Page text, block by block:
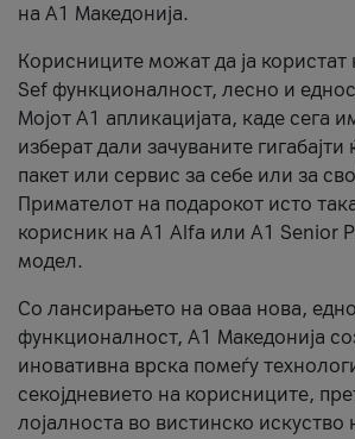
на А1 Македонија.
Корисниците можат да ја користат
Sef функционалност, лесно и
Мојот А1 апликацијата, каде сега
изберат дали зачуваните гигабајти
пакет или сервис за себе или за
Примателот на подарокот исто
корисник на А1 Alfa или A1 Senior
модел.
Со лансирањето на оваа нова,
функционалност, А1 Македонија
иновативна врска помеѓу
секојдневието на корисниците,
лојалноста во вистинско